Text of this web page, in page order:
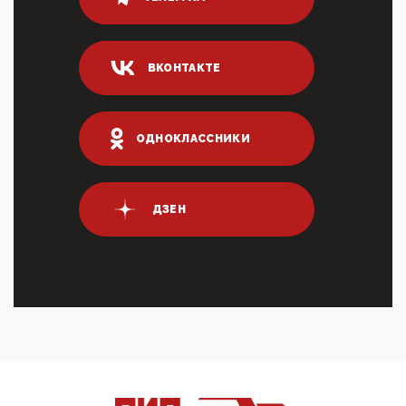
80% сирийцев в ФРГ должны вернуться на родину.
04:47, 10 Апреля 2026
ИНН для переводов по СБП это первый шаг из
логических двухЗаполнение ИНН при любых
переводах по ...
03:35, 10 Апреля 2026
Суммарное вознаграждение менеджменту в 15
крупных банках по итогам 2025 года превысило 63
03:01, 10 Апреля 2026
Террорист и убийца Буданов вальяжно сообщил,
что союзники просили Киев не наносить удары по
входМошенники активно пользуются аккаунтами на
ВКОНТАКТЕ
ОДНОКЛАССНИКИ
ДЗЕН